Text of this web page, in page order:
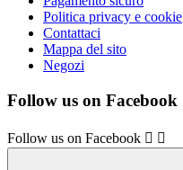
Politica privacy e cookie
Contattaci
Mappa del sito
Negozi
Follow us on Facebook
Follow us on Facebook  